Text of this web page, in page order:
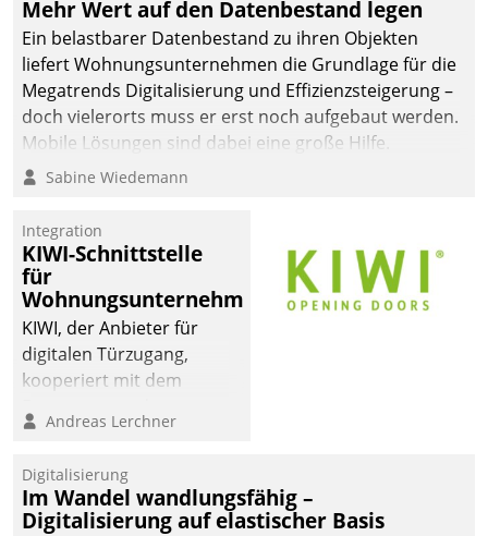
Wohnungsbau- und
Immobilien GmbH hat
sich dabei für den Betrieb
der Lösung über die SAP
Cloud Platform
entschieden - als erstes
Unternehmen am
Mehr Wert auf den Datenbestand legen
Ein belastbarer Datenbestand zu ihren Objekten
liefert Wohnungsunternehmen die Grundlage für die
Megatrends Digitalisierung und Effizienzsteigerung –
doch vielerorts muss er erst noch aufgebaut werden.
Mobile Lösungen sind dabei eine große Hilfe.
Sabine Wiedemann
Integration
KIWI-Schnittstelle
für
Wohnungsunternehmen
KIWI, der Anbieter für
digitalen Türzugang,
kooperiert mit dem
Softwareentwicklungshaus
Andreas Lerchner
Digitalisierung
Im Wandel wandlungsfähig –
Digitalisierung auf elastischer Basis